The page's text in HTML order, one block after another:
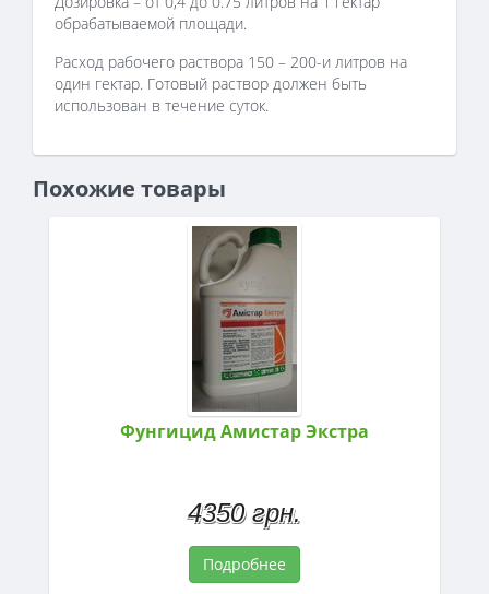
обрабатываемой площади.
Расход рабочего раствора 150 – 200-и литров на
один гектар. Готовый раствор должен быть
использован в течение суток.
Похожие товары
Фунгицид Амистар Экстра
4350 грн.
Подробнее